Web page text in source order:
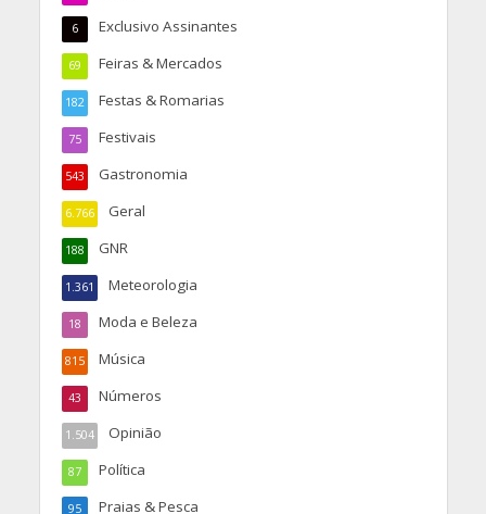
Exclusivo Assinantes
6
Feiras & Mercados
69
Festas & Romarias
182
Festivais
75
Gastronomia
543
Geral
6.766
GNR
188
Meteorologia
1.361
Moda e Beleza
18
Música
815
Números
43
Opinião
1.504
Política
87
Praias & Pesca
95